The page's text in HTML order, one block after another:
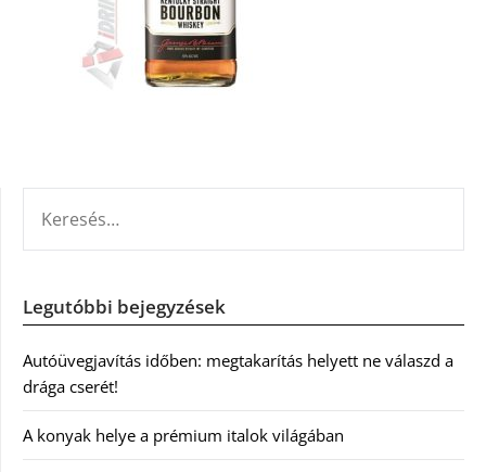
Legutóbbi bejegyzések
Autóüvegjavítás időben: megtakarítás helyett ne válaszd a
drága cserét!
A konyak helye a prémium italok világában